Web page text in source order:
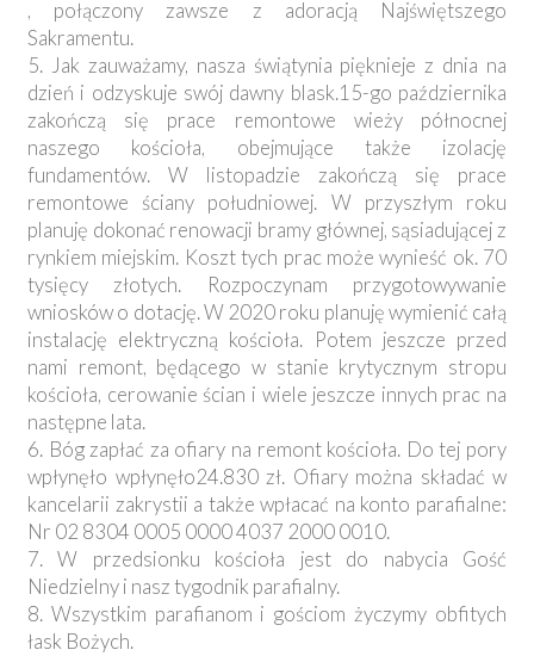
, połączony zawsze z adoracją Najświętszego
Sakramentu.
5. Jak zauważamy, nasza świątynia pięknieje z dnia na
dzień i odzyskuje swój dawny blask.15-go października
zakończą się prace remontowe wieży północnej
naszego kościoła, obejmujące także izolację
fundamentów. W listopadzie zakończą się prace
remontowe ściany południowej. W przyszłym roku
planuję dokonać renowacji bramy głównej, sąsiadującej z
rynkiem miejskim. Koszt tych prac może wynieść ok. 70
tysięcy złotych. Rozpoczynam przygotowywanie
wniosków o dotację. W 2020 roku planuję wymienić całą
instalację elektryczną kościoła. Potem jeszcze przed
nami remont, będącego w stanie krytycznym stropu
kościoła, cerowanie ścian i wiele jeszcze innych prac na
następne lata.
6. Bóg zapłać za ofiary na remont kościoła. Do tej pory
wpłynęło wpłynęło24.830 zł. Ofiary można składać w
kancelarii zakrystii a także wpłacać na konto parafialne:
Nr 02 8304 0005 0000 4037 2000 0010.
7. W przedsionku kościoła jest do nabycia Gość
Niedzielny i nasz tygodnik parafialny.
8. Wszystkim parafianom i gościom życzymy obfitych
łask Bożych.